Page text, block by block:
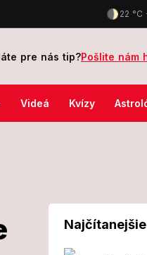
vypenila, pocítilo to celé
pre nás tip?Pošlite nám
Videá Kvízy
Najčítanejšie